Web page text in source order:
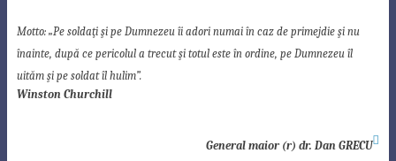
Motto:„Pe soldaţi şi pe Dumnezeu îi adori numai în caz de primejdie şi nu
înainte, după ce pericolul a trecut şi totul este în ordine, pe Dumnezeu îl
uităm şi pe soldat îl hulim”.
Winston Churchill
General maior (r) dr. Dan GRECU